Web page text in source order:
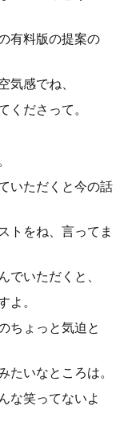
有料版の提案の
気感でね、
くださって。
いただくと今の話
トをね、言ってま
でいただくと、
よ。
ちょっと気迫と
たいなところは。
な笑ってないよ